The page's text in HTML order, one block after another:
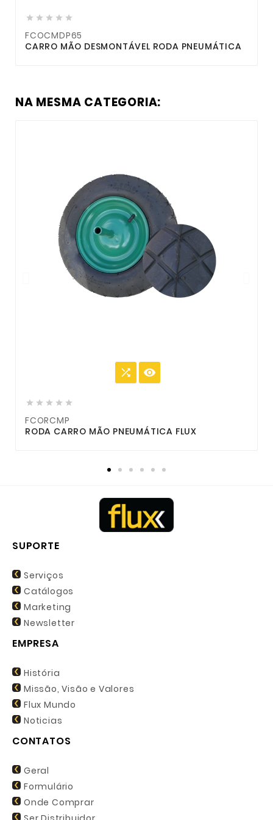
    
FCOCMDP65
CARRO MÃO DESMONTÁVEL RODA PNEUMÁTICA
NA MESMA CATEGORIA:
 
    
FCORCMP
RODA CARRO MÃO PNEUMÁTICA FLUX
SUPORTE
Serviços
Catálogos
Marketing
Newsletter
EMPRESA
História
Missão, Visão e Valores
Flux Mundo
Noticias
CONTATOS
Geral
Formulário
Onde Comprar